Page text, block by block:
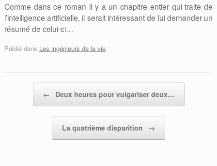
Comme dans ce roman il y a un chapitre entier qui traite de
l’intelligence artificielle, il serait intéressant de lui demander un
résumé de celui-ci…
Publié dans Les ingénieurs de la vie.
← Deux heures pour vulgariser deux…
La quatrième disparition →